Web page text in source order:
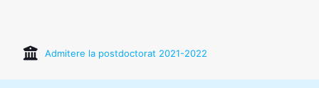
Admitere la postdoctorat 2021-2022